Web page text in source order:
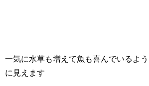
一気に水草も増えて魚も喜んでいるよう
に見えます